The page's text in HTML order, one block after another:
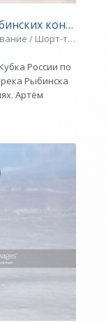
/ Шорт-трек /
России по
Рыбинска
Артём